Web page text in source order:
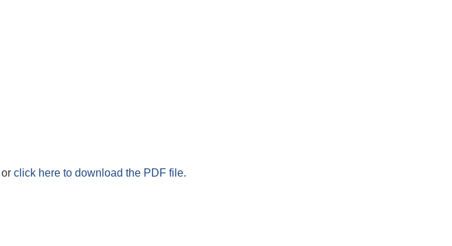
or click here to download the PDF file.